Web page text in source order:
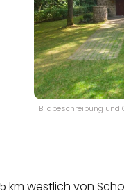
Bildbeschreibung und
km westlich von